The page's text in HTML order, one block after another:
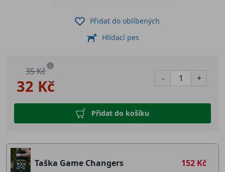
32 Kč
35 Kč i
- +
Přidat do košíku
Přidat do oblíbených
Hlídací pes
Taška Game Changers 152 Kč